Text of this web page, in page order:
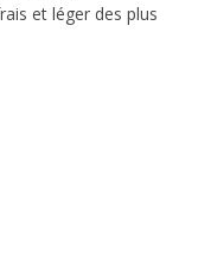
et léger des plus